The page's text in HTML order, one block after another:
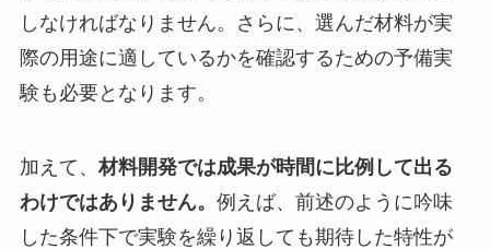
しなければなりません。さらに、選んだ材料が実
際の用途に適しているかを確認するための予備実
験も必要となります。
加えて、材料開発では成果が時間に比例して出る
わけではありません。 例えば、前述のように吟味
した条件下で実験を繰り返しても期待した特性が